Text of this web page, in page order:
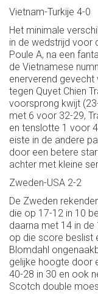
Vietnam-Turkije 4-0
Het minimale
in de wedstrijd voor
Poule A, na een
de Vietnamese
enerverend gevecht
tegen Quyet Chien
voorsprong kwijt
met 6 voor 32-29,
en tenslotte 1 voor
eiste in de andere
door een betere
achter met kleine
Zweden-USA 2-2
De Zweden
die op 17-12 in 10
daarna met 14 in
op die score beslist
Blomdahl
gelijke hoogte door
40-28 in 30 en ook
Scotch double